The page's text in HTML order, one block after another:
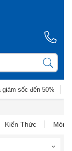
giảm sốc đến 50%
Kiến Thức Món